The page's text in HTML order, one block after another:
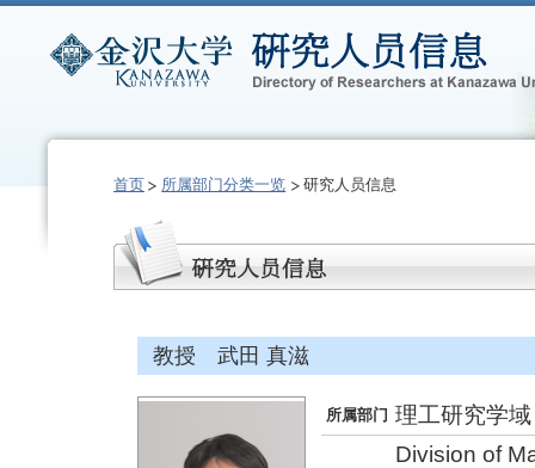
首页 所属部门分类一览 研究人员信息
教授 武田 真滋
所属部门 理工研究学
Division of